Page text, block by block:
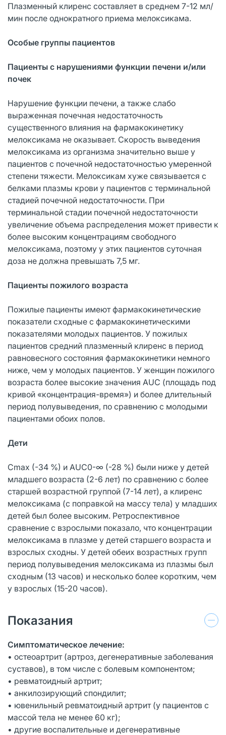
Плазменный клиренс составляет в среднем 7-12 мл/
мин после однократного приема мелоксикама.
Особые группы пациентов
Пациенты с нарушениями функции печени и/или
почек
Нарушение функции печени, а также слабо
выраженная почечная недостаточность
существенного влияния на фармакокинетику
мелоксикама не оказывает. Скорость выведения
мелоксикама из организма значительно выше у
пациентов с почечной недостаточностью умеренной
степени тяжести. Мелоксикам хуже связывается с
белками плазмы крови у пациентов с терминальной
стадией почечной недостаточности. При
терминальной стадии почечной недостаточности
увеличение объема распределения может привести к
более высоким концентрациям свободного
мелоксикама, поэтому у этих пациентов суточная
доза не должна превышать 7,5 мг.
Пациенты пожилого возраста
Пожилые пациенты имеют фармакокинетические
показатели сходные с фармакокинетическими
показателями молодых пациентов. У пожилых
пациентов средний плазменный клиренс в период
равновесного состояния фармакокинетики немного
ниже, чем у молодых пациентов. У женщин пожилого
возраста более высокие значения AUC (площадь под
кривой «концентрация-время») и более длительный
период полувыведения, по сравнению с молодыми
пациентами обоих полов.
Дети
Cmax (-34 %) и AUC0-∞ (-28 %) были ниже у детей
младшего возраста (2-6 лет) по сравнению с более
старшей возрастной группой (7-14 лет), а клиренс
мелоксикама (с поправкой на массу тела) у младших
детей был более высоким. Ретроспективное
сравнение с взрослыми показало, что концентрации
мелоксикама в плазме у детей старшего возраста и
взрослых сходны. У детей обеих возрастных групп
период полувыведения мелоксикама из плазмы был
сходным (13 часов) и несколько более коротким, чем
у взрослых (15-20 часов).
Показания
Симптоматическое лечение:
• остеоартрит (артроз, дегенеративные заболевания
суставов), в том числе с болевым компонентом;
• ревматоидный артрит;
• анкилозирующий спондилит;
• ювенильный ревматоидный артрит (у пациентов с
массой тела не менее 60 кг);
• другие воспалительные и дегенеративные